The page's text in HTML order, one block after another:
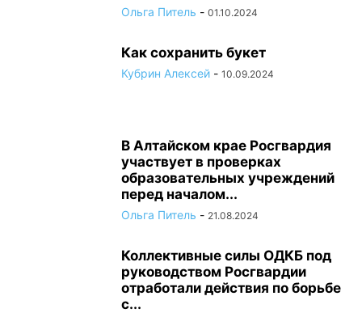
Ольга Питель - 01.10.2024
Как сохранить букет
Кубрин Алексей - 10.09.2024
В Алтайском крае Росгвардия
участвует в проверках
образовательных учреждений
перед началом...
Ольга Питель - 21.08.2024
Коллективные силы ОДКБ под
руководством Росгвардии
отработали действия по борьбе
с...